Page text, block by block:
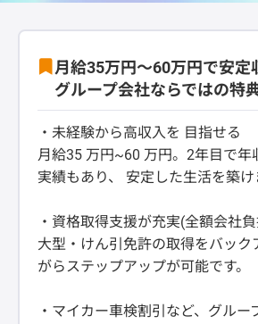
月給35万円～60万円で安定
グループ会社ならではの特
・未経験から高収入を 目指せる
月給35 万円~60 万円。2年目で年
実績もあり、 安定した生活を築け
・資格取得支援が充実(全額会社
大型・けん引免許の取得をバック
がらステップアップが可能です。
・マイカー車検割引など、グルー